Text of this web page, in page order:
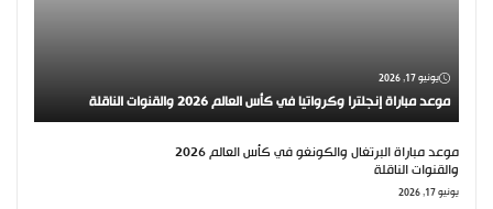
يونيو 17, 2026
موعد مباراة إنجلترا وكرواتيا في كأس العالم 2026 والقنوات الناقلة
موعد مباراة البرتغال والكونغو في كأس العالم 2026
والقنوات الناقلة
يونيو 17, 2026